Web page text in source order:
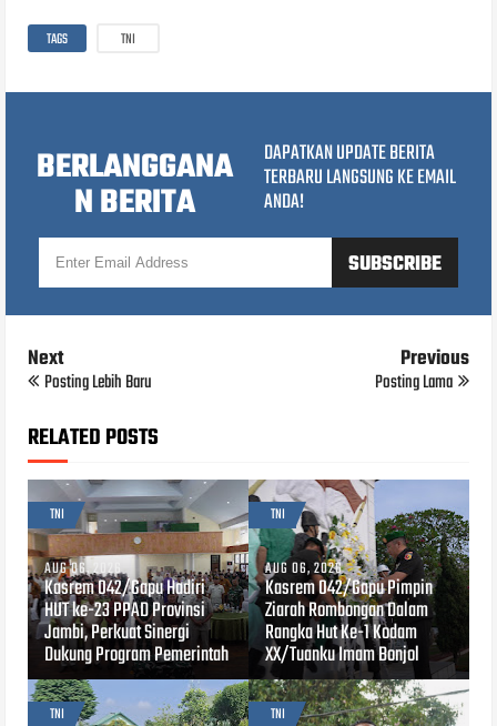
TAGS TNI
BERLANGGANA
N BERITA
DAPATKAN UPDATE BERITA
TERBARU LANGSUNG KE EMAIL
ANDA!
Next
Posting Lebih Baru
Previous
Posting Lama
RELATED POSTS
TNI
AUG 06, 2026
Kasrem 042/Gapu Hadiri
HUT ke-23 PPAD Provinsi
Jambi, Perkuat Sinergi
Dukung Program Pemerintah
TNI
AUG 06, 2026
Kasrem 042/Gapu Pimpin
Ziarah Rombongan Dalam
Rangka Hut Ke-1 Kodam
XX/Tuanku Imam Bonjol
TNI TNI